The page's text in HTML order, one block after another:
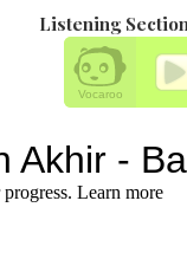
Listening